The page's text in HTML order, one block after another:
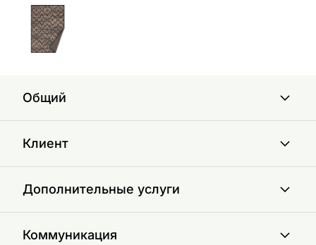
Общий
Клиент
Дополнительные услуги
Коммуникация